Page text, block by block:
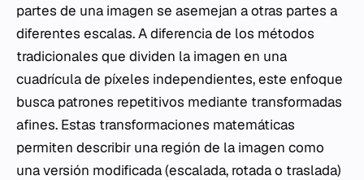
partes de una imagen se asemejan a otras partes a
diferentes escalas. A diferencia de los métodos
tradicionales que dividen la imagen en una
cuadrícula de píxeles independientes, este enfoque
busca patrones repetitivos mediante transformadas
afines. Estas transformaciones matemáticas
permiten describir una región de la imagen como
una versión modificada (escalada, rotada o traslada)